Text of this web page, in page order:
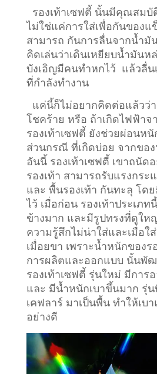
รองเท้าเซฟตี้ นั้นมีคุณสมบั
ไม่ใช่แค่การใส่เพื่อกันของแ
สามารถ กันการลื่นจากน้ำ
คิดเล่นว่าเดินเหยียบน้ำมันห
บังเอิญมีคนทำหกไว้ แล้วลื่น
ที่กำลังทำงาน
แค่นี้ก็ไม่อยากคิดต่อแล้วว่
โชคร้าย หรือ ถ้าเกิดไฟฟ้าจ
รองเท้าเซฟตี้ ยังช่วยผ่อนหนั
ส่วนกรณี ที่เกิดบ่อย จากขอ
อันนี้ รองเท้าเซฟตี้ เขาถนัด
รองเท้า สามารถรับแรงกระ
และ พื้นรองเท้า กันทะลุ โด
ไว้ เมื่อก่อน รองเท้าประเภ
ข้างมาก และมีรูปทรงที่ดูให
ความรู้สึกไม่น่าใส่และเมื่อใ
เมื่อยขา เพราะน้ำหนักของ
การผลิตและออกแบบ นั้นพั
รองเท้าเซฟตี้ รุ่นใหม่ มีการ
และ มีน้ำหนักเบาขึ้นมาก รุ่น
เคฟลาร์ มาเป็นพื้น ทำให้เบ
อย่างดี